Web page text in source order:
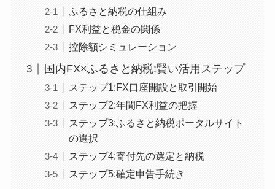
ふるさと納税の仕組み
FX利益と税金の関係
控除額シミュレーション
国内FX×ふるさと納税:賢い活用ステップ
ステップ1:FX口座開設と取引開始
ステップ2:年間FX利益の把握
ステップ3:ふるさと納税ポータルサイト
の選択
ステップ4:寄付先の選定と納税
ステップ5:確定申告手続き